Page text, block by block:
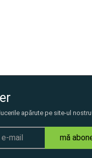
apărute pe site-ul
mă